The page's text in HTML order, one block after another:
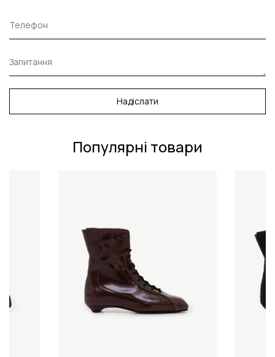
Надіслати
Популярні товари